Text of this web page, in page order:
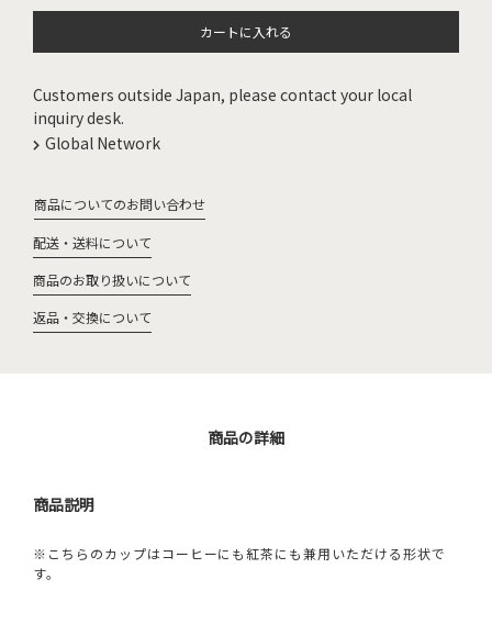
カートに入れる
Customers outside Japan, please contact your local
inquiry desk.
Global Network
商品についてのお問い合わせ
配送・送料について
商品のお取り扱いについて
返品・交換について
商品の詳細
商品説明
※こちらのカップはコーヒーにも紅茶にも兼用いただける形状で
す。